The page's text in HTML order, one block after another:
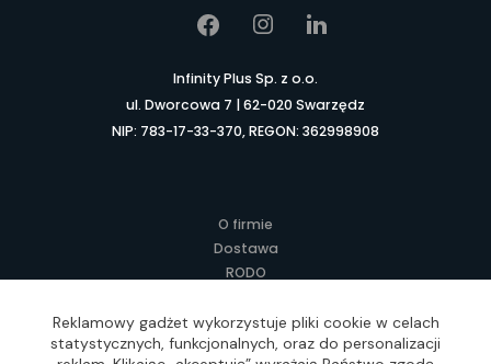
Infinity Plus Sp. z o.o.
ul. Dworcowa 7 | 62-020 Swarzędz
NIP: 783-17-33-370, REGON: 362998908
O firmie
Dostawa
RODO
Regulamin
Lokalne Gadżety Reklamowe
Reklamowy gadżet wykorzystuje pliki cookie w celach
statystycznych, funkcjonalnych, oraz do personalizacji